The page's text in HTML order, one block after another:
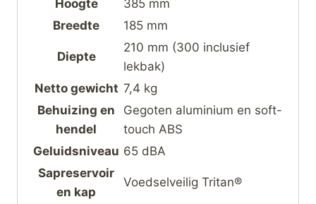
Hoogte
385 mm
Breedte
185 mm
Diepte
210 mm (300 inclusief
lekbak)
Netto gewicht 7,4 kg
Behuizing en
hendel
Gegoten aluminium en soft-
touch ABS
Geluidsniveau 65 dBA
Sapreservoir
en kap
Voedselveilig Tritan®